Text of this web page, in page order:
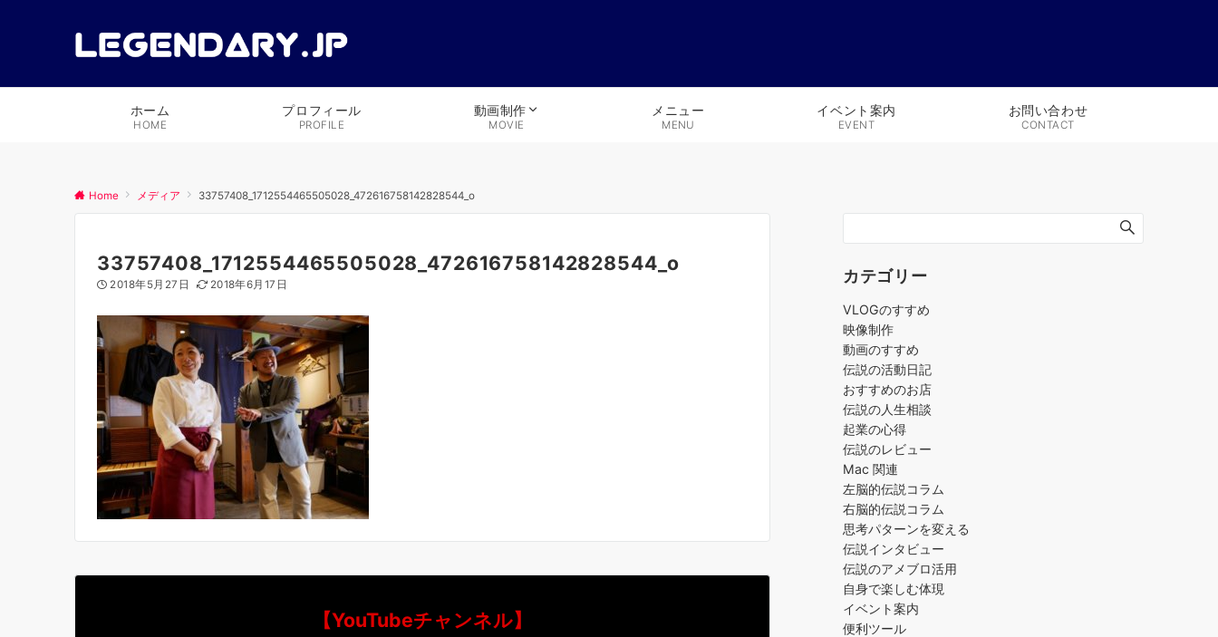
ホーム
HOME
プロフィール
PROFILE
動画制作
MOVIE
メニュー
MENU
イベント案内
EVENT
お問い合わせ
CONTACT
Home メディア 33757408_1712554465505028_472616758142828544_o
33757408_1712554465505028_472616758142828544_o
2018年5月27日 2018年6月17日
【YouTubeチャンネル】
カテゴリー
VLOGのすすめ
映像制作
動画のすすめ
伝説の活動日記
おすすめのお店
伝説の人生相談
起業の心得
伝説のレビュー
Mac 関連
左脳的伝説コラム
右脳的伝説コラム
思考パターンを変える
伝説インタビュー
伝説のアメブロ活用
自身で楽しむ体現
イベント案内
便利ツール